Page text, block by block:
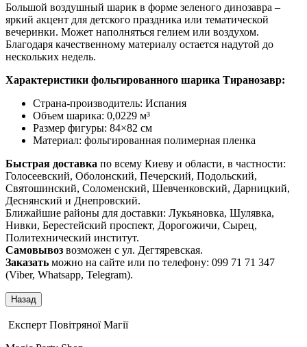
Большой воздушный шарик в форме зеленого динозавра –
яркий акцент для детского праздника или тематической
вечеринки. Может наполняться гелием или воздухом.
Благодаря качественному материалу остается надутой до
нескольких недель.
Характеристики фольгированного шарика Тиранозавр:
Страна-производитель: Испания
Объем шарика: 0,0229 м³
Размер фигуры: 84×82 см
Материал: фольгированная полимерная пленка
Быстрая доставка по всему Киеву и области, в частности:
Голосеевский, Оболонский, Печерский, Подольский,
Святошинский, Соломенский, Шевченковский, Дарницкий,
Деснянский и Днепровский.
Ближайшие районы для доставки: Лукьяновка, Шулявка,
Нивки, Берестейский проспект, Дорогожичи, Сырец,
Политехнический институт.
Самовывоз возможен с ул. Дегтяревская.
Заказать можно на сайте или по телефону: 099 71 71 347
(Viber, Whatsapp, Telegram).
Експерт Повітряної Магії